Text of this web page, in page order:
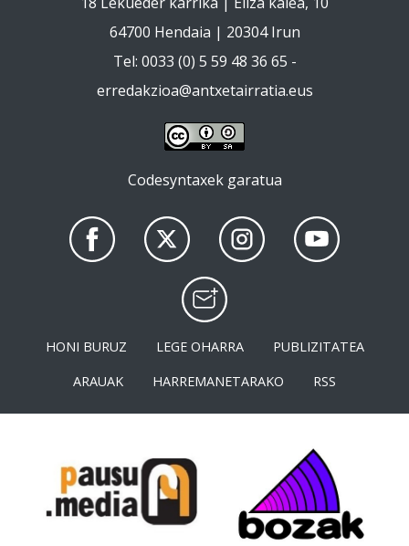
64700 Hendaia | 20304 Irun
Tel: 0033 (0) 5 59 48 36 65 -
erredakzioa@antxetairratia.eus
Codesyntaxek garatua
HONI BURUZ LEGE OHARRA
PUBLIZITATEA
ARAUAK
HARREMANETARAKO RSS